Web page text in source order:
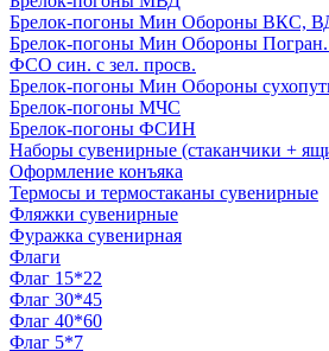
Брелок-погоны Мин Обороны ВКС,
Брелок-погоны Мин Обороны
ФСО син. с зел. просв.
Брелок-погоны Мин Обороны
Брелок-погоны МЧС
Брелок-погоны ФСИН
Наборы сувенирные (стаканчики +
Оформление конъяка
Термосы и термостаканы сувенирные
Фляжки сувенирные
Фуражка сувенирная
Флаги
Флаг 15*22
Флаг 30*45
Флаг 40*60
Флаг 5*7